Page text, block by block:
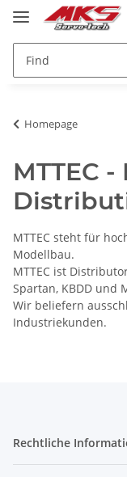
Homepage
MTTEC
MTTEC steht für
Modellbau.
MTTEC ist
Spartan, KBDD und
Wir beliefern
Industriekunden.
Rechtliche